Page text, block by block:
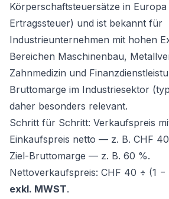
Körperschaftsteuersätze in Europa
Ertragssteuer) und ist bekannt für
Industrieunternehmen mit hohen
Bereichen Maschinenbau,
Zahnmedizin und
Bruttomarge im Industriesektor
daher besonders relevant.
Schritt für Schritt: Verkaufspreis
Einkaufspreis netto — z. B. CHF
Ziel-Bruttomarge — z. B. 60 %.
Nettoverkaufspreis: CHF 40 ÷ (1 −
exkl. MWST.